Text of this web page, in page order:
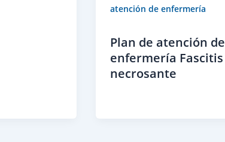
atención de enfermería
Plan de atención de
enfermería Fascitis
necrosante